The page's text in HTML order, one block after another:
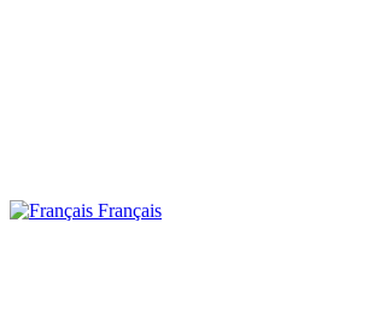
Français